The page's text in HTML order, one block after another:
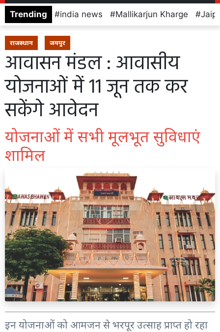
Trending india news Mallikarjun Kharge
राजस्थान जयपुर
आवासन मंडल : आवासीय
योजनाओं में 11 जून तक कर
सकेंगे आवेदन
योजनाओं में सभी मूलभूत सुविधाएं
शामिल
इन योजनाओं को आमजन से भरपूर उत्साह प्राप्त हो रहा